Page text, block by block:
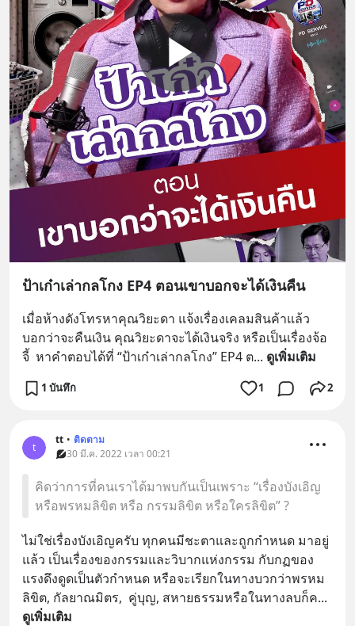
ป้าเก๋าเล่ากลโกง EP4 ตอนเขาบอกจะได้เงินคืน
เมื่อห้างดังโทรหาคุณวิยะดา แจ้งเรื่องเคลมสินค้าแล้ว
บอกว่าจะคืนเงิน คุณวิยะดาจะได้เงินจริง หรือเป็นเรื่องจ้อ
จี้  หาคำตอบได้ที่ “ป้าเก๋าเล่ากลโกง” EP4 ต... ดูเพิ่มเติม
1 บันทึก 1 2
t
tt • ติดตาม
30 มี.ค. 2022 เวลา 00:21
คิดว่าการที่คนเราได้มาพบกันเป็นเพราะ “เรื่องบังเอิญ
หรือพรหมลิขิต หรือ กรรมลิขิต หรือใครลิขิต” ?
ไม่ใช่เรื่องบังเอิญครับ ทุกคนมีชะตาและถูกกําหนด มาอยู่
แล้ว เป็นเรื่องของกรรมและวิบากแห่งกรรม กับกฏของ
แรงดึงดูดเป็นตัวกําหนด หรือจะเรียกในทางบวกว่าพรหม
ลิขิต, กัลยาณมิตร,  คู่บุญ, สหายธรรมหรือในทางลบก็ค...
ดูเพิ่มเติม